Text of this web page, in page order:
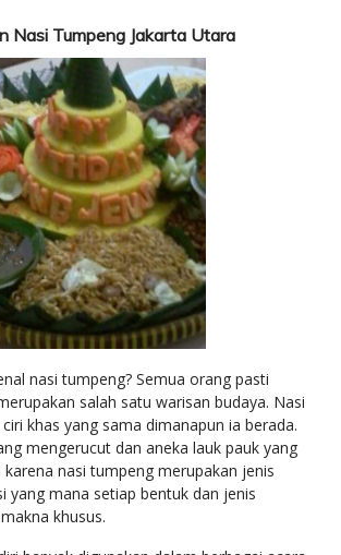
Nasi Tumpeng Jakarta Utara
nasi tumpeng? Semua orang pasti
salah satu warisan budaya. Nasi
khas yang sama dimanapun ia berada.
mengerucut dan aneka lauk pauk yang
karena nasi tumpeng merupakan jenis
yang mana setiap bentuk dan jenis
khusus.